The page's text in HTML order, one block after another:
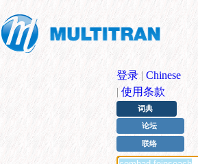
登录 | Chinese
| 使用条款
词典
论坛
联络